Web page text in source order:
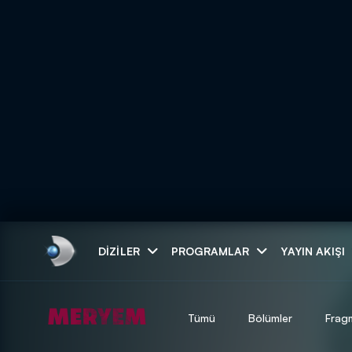
DIZILER PROGRAMLAR YAYIN AKIŞI
Tümü Bölümler